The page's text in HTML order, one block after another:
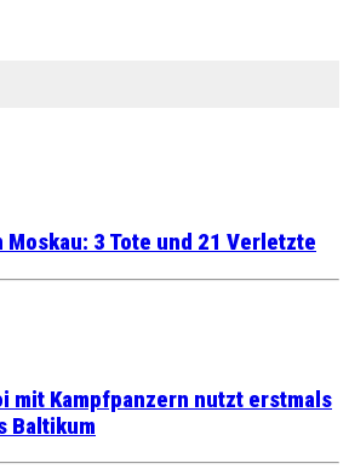
Moskau: 3 Tote und 21 Verletzte
mit Kampfpanzern nutzt erstmals
Baltikum